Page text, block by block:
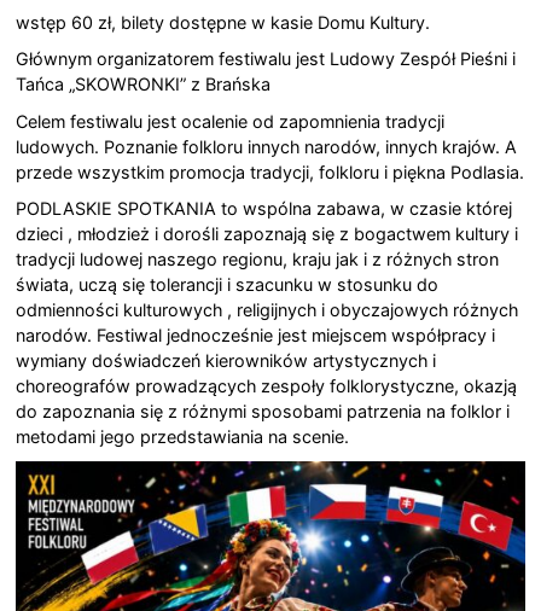
wstęp 60 zł, bilety dostępne w kasie Domu Kultury.
Głównym organizatorem festiwalu jest Ludowy Zespół Pieśni i
Tańca „SKOWRONKI” z Brańska
Celem festiwalu jest ocalenie od zapomnienia tradycji
ludowych. Poznanie folkloru innych narodów, innych krajów. A
przede wszystkim promocja tradycji, folkloru i piękna Podlasia.
PODLASKIE SPOTKANIA to wspólna zabawa, w czasie której
dzieci , młodzież i dorośli zapoznają się z bogactwem kultury i
tradycji ludowej naszego regionu, kraju jak i z różnych stron
świata, uczą się tolerancji i szacunku w stosunku do
odmienności kulturowych , religijnych i obyczajowych różnych
narodów. Festiwal jednocześnie jest miejscem współpracy i
wymiany doświadczeń kierowników artystycznych i
choreografów prowadzących zespoły folklorystyczne, okazją
do zapoznania się z różnymi sposobami patrzenia na folklor i
metodami jego przedstawiania na scenie.